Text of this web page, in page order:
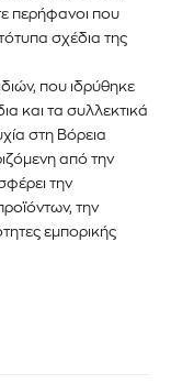
περήφανοι που
σχέδια της
που ιδρύθηκε
και τα συλλεκτικά
στη Βόρεια
από την
την
την
εμπορικής